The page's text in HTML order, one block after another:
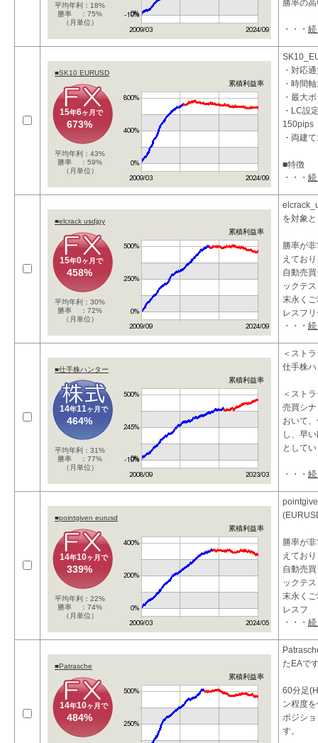
平均年利：18%
勝率 ：75%
（月単位）
勝率の
こ・・・
■SK10 EURUSD
累積利益率
15年6ヶ月で
673%
平均年利：43%
勝率 ：59%
（月単位）
・対応
・時間
・最大
・LC設
150pips
・両建
■特徴
1ポジシ
リスク
・・・
■elcrack usdjpy
累積利益率
15年0ヶ月で
458%
平均年利：30%
勝率 ：72%
（月単位）
を対象
勝率が
えてお
自動売
ックテ
末永く
レスフ
・・・
■仕手株ハンター
累積利益率
14年11ヶ月で
464%
平均年利：31%
勝率 ：77%
（月単位）
＜スト
仕手株
＜スト
売買シ
おいて
し、早
として
ターゲ
市
・・・
■pointgiven eurusd
累積利益率
14年10ヶ月で
339%
平均年利：22%
勝率 ：74%
（月単位）
勝率が
えてお
自動売
ックテ
末永く
レスフ
・・・
■Patrasche
累積利益率
14年10ヶ月で
484%
たEAで
60分足
ン程度
ポジシ
す。